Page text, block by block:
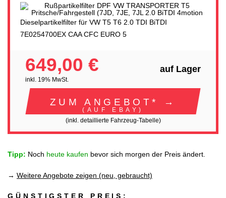
Dieselpartikelfilter für VW T5 T6 2.0 TDI BiTDI
7E0254700EX CAA CFC EURO 5
649,00 €
inkl. 19% MwSt.
auf Lager
ZUM ANGEBOT* →
(AUF EBAY)
(inkl. detaillierte Fahrzeug-Tabelle)
Tipp: Noch heute kaufen bevor sich morgen der Preis ändert.
→ Weitere Angebote zeigen (neu, gebraucht)
GÜNSTIGSTER PREIS: